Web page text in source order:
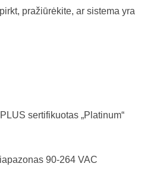
pražiūrėkite, ar sistema yra
sertifikuotas „Platinum“
90-264 VAC